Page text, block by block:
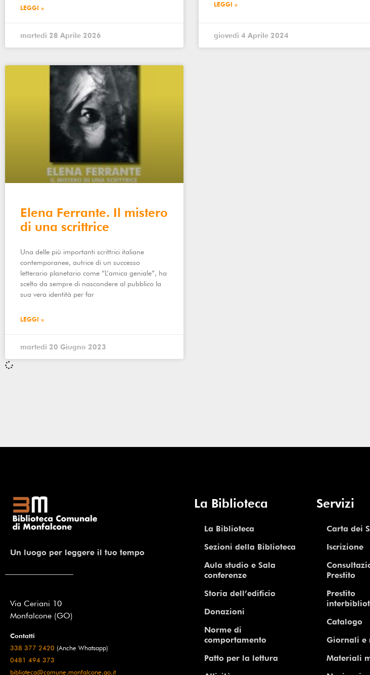
LEGGI »
martedì 28 Aprile 2026
LEGGI »
giovedì 4 Aprile 2024
Elena Ferrante. Il mistero
di una scrittrice
Una delle più importanti scrittrici italiane
contemporanee, autrice di un successo
letterario planetario come “L’amica geniale”, ha
scelto da sempre di nascondere al pubblico la
sua vera identità per far
LEGGI »
martedì 20 Giugno 2023
Un luogo per leggere il tuo tempo
Via Ceriani 10
Monfalcone (GO)
Contatti
338 377 2420 (Anche Whatsapp)
0481 494 373
biblioteca@comune.monfalcone.go.it
La Biblioteca
La Biblioteca
Sezioni della Biblioteca
Aula studio e Sala
conferenze
Storia dell’edificio
Donazioni
Norme di
comportamento
Patto per la lettura
Servizi
Carta dei
Iscrizione
Prestito
Prestito
Catalogo
Giornali e
Materiali